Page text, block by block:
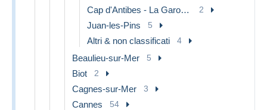
Cap d'Antibes - La Garoupe 2
Juan-les-Pins 5
Altri & non classificati 4
Beaulieu-sur-Mer 5
Biot 2
Cagnes-sur-Mer 3
Cannes 54